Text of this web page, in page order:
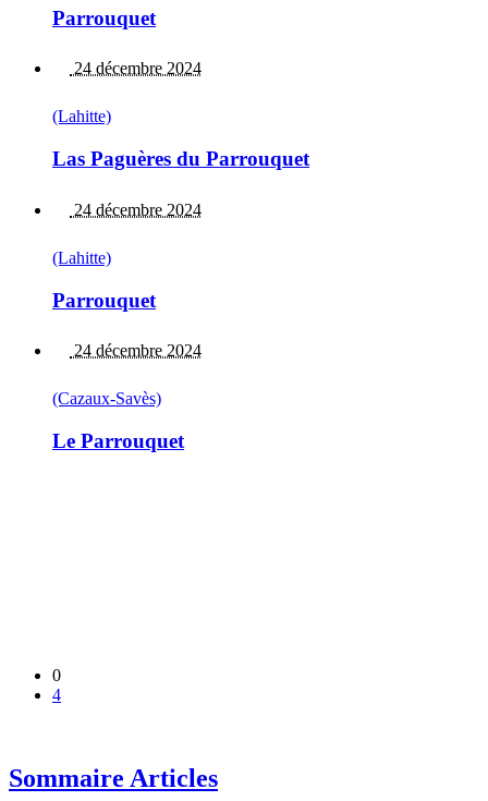
Parrouquet
24 décembre 2024
(Lahitte)
Las Paguères du Parrouquet
24 décembre 2024
(Lahitte)
Parrouquet
24 décembre 2024
(Cazaux-Savès)
Le Parrouquet
0
4
Sommaire Articles